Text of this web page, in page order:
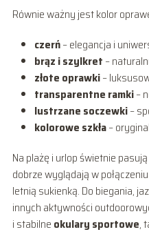
Równie ważny jest kolor
czerń– elegancja i
brąz i szylkret –
złote oprawki–
transparentne ramki–
lustrzane soczewki–
kolorowe szkła–
Na plażę i urlop świetnie
dobrze wyglądają w
letnią sukienką. Do biegania,
innych aktywności
i stabilne okulary sportowe,